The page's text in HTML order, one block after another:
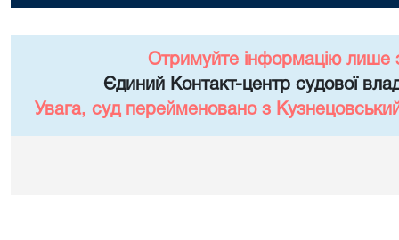
Отримуйте інформацію лише
Єдиний Контакт-центр судової
Увага, суд перейменовано з Кузнецовський